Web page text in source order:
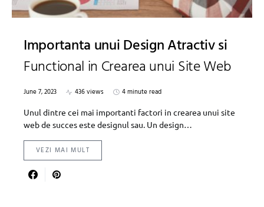
Importanta unui Design Atractiv si
Functional in Crearea unui Site Web
June 7, 2023 436 views
4 minute read
Unul dintre cei mai importanti factori in crearea unui site
web de succes este designul sau. Un design…
VEZI MAI MULT